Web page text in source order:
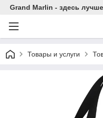
Grand Marlin - здесь
Товары и услуги